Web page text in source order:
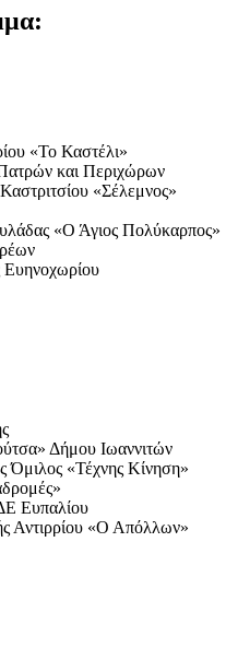
«Το Καστέλι»
και Περιχώρων
«Σέλεμνος»
«Ο Άγιος Πολύκαρπος»
Ευηνοχωρίου
Δήμου Ιωαννιτών
Όμιλος «Τέχνης Κίνηση»
Ευπαλίου
Αντιρρίου «Ο Απόλλων»